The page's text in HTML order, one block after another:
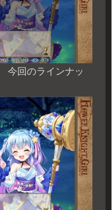
回のラインナッ